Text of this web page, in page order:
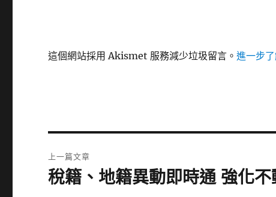
這個網站採用 Akismet 服務減少垃圾留言。進一步
章
上一篇文章
上
稅籍、地籍異動即時通 強化